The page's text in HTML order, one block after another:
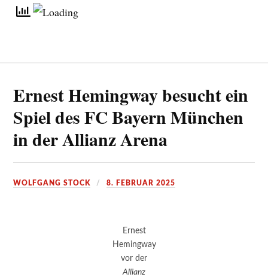
Ernest Hemingway besucht ein
Spiel des FC Bayern München
in der Allianz Arena
WOLFGANG STOCK 8. FEBRUAR 2025
Ernest
Hemingway
vor der
Allianz